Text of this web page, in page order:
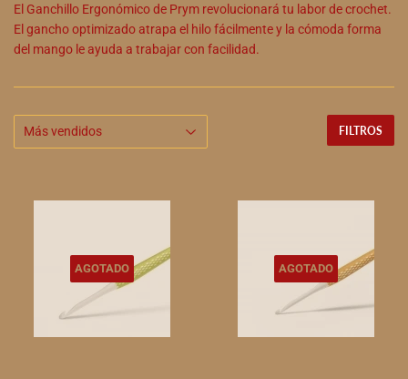
El Ganchillo Ergonómico de Prym revolucionará tu labor de crochet.
El gancho optimizado atrapa el hilo fácilmente y la cómoda forma
del mango le ayuda a trabajar con facilidad.
FILTROS
AGOTADO AGOTADO